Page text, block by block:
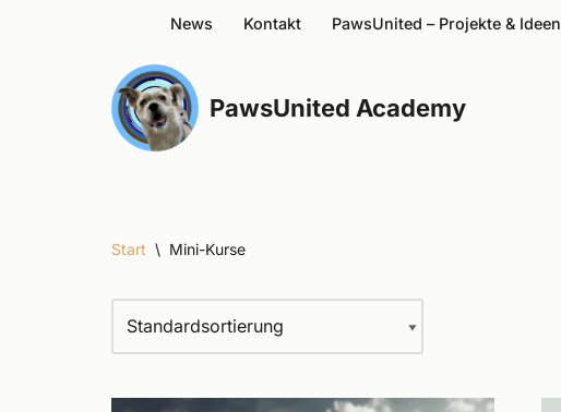
News Kontakt PawsUnited – Projekte & Ideen
PawsUnited Academy
Start \ Mini-Kurse